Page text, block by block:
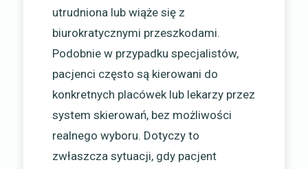
utrudniona lub wiąże się z
biurokratycznymi przeszkodami.
Podobnie w przypadku specjalistów,
pacjenci często są kierowani do
konkretnych placówek lub lekarzy przez
system skierowań, bez możliwości
realnego wyboru. Dotyczy to
zwłaszcza sytuacji, gdy pacjent